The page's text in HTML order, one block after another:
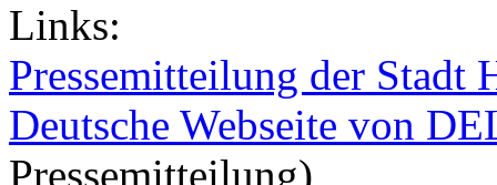
Links:
Pressemitteilung der Stadt
Deutsche Webseite von
Pressemitteilung)